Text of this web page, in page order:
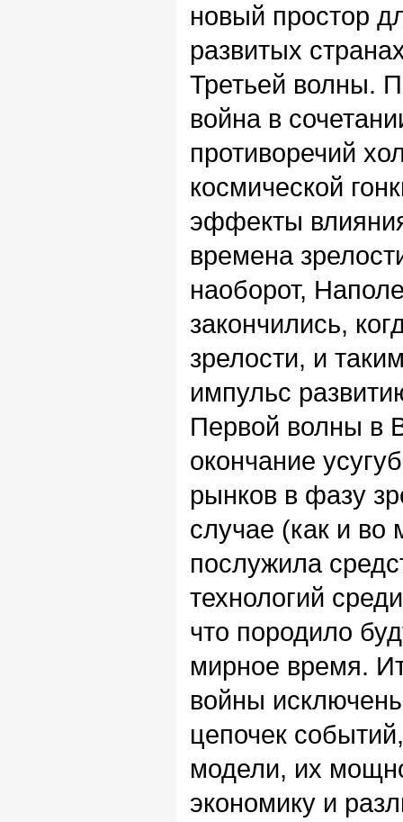
новый простор
развитых
Третьей волны.
война в
противоречий
космической
эффекты
времена
наоборот,
закончились,
зрелости, и
импульс
Первой волны в
окончание
рынков в фазу
случае (как и во
послужила
технологий
что породило
мирное время.
войны
цепочек
модели, их
экономику и